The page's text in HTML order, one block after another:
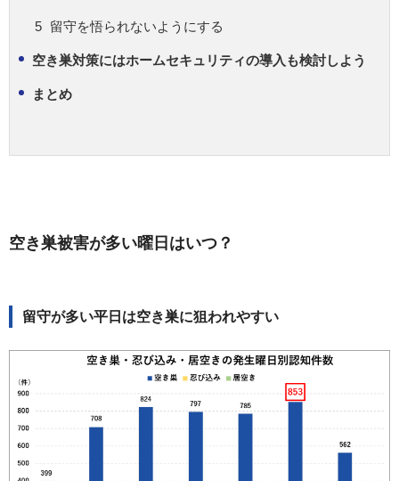
留守を悟られないようにする
空き巣対策にはホームセキュリティの導入も検討しよう
まとめ
空き巣被害が多い曜日はいつ？
留守が多い平日は空き巣に狙われやすい